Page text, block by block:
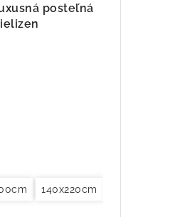
Obliečky na vankúše 40x60cm
Obliečky na vankúše
200x220cm
posteľná
140x220cm